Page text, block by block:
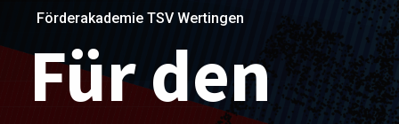
Förderakademie TSV Wertingen
Für den